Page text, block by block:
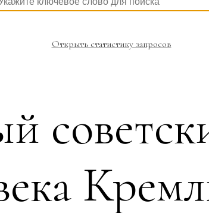
Открыть статистику запросов